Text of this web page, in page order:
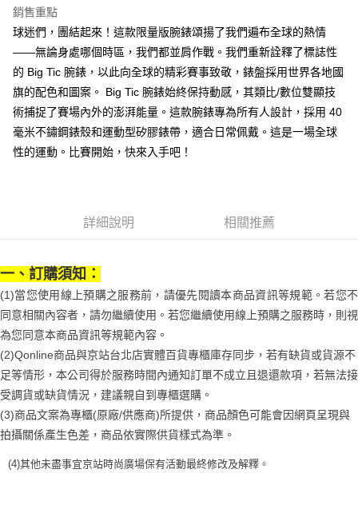
法說明評估內容。
【繳款方式說明】
醒簡訊。
2.透過簡訊連結打開帳單後，可選擇「超商條碼／台灣大直營門市／銀行轉
帳／街口支付／iPASS MONEY」等通路繳費。
【注意事項】
1.本服務係由「台灣大哥大股份有限公司」（以下簡稱本公司）所提供，讓
用戶於交易時，得透過本服務購買商品或服務，並由商店將買賣／分期付款
買賣價金債權讓與本公司後，依約使用本公司帳單繳交帳款。
3.完整用戶服務條款，請詳閱以下連結：
https://oppay.tw/userRule
２．便利：只要手機號碼，簡訊認證，即可結帳。
３．安心：先確認商品／服務後，再付款。
【「AFTEE先享後付」結帳流程】
１．於結帳方式選擇「AFTEE先享後付」後，將跳轉至「AFTEE先享後付」
結帳頁面，進行簡訊認證並確認金額後，即可完成結帳。
２．訂單成立數日內，您將收到繳費通知簡訊。
３．收到繳費通知簡訊後14天內，點擊此簡訊中的連結，可透過四大超商／
※ 請注意：結帳手續完成當下不需立刻繳費，但若您需要取消訂單，請聯絡
購買商品的店家。未經商家同意取消之訂單仍視為有效，需透過AFTEE先享
易，需依本服務之必要範圍內提供個人資料，並將交易相關給付款項請求債
權轉讓予恩沛科技股份有限公司。
２．關於個人資料處理事宜，請瀏覽以下網址：
https://aftee.tw/terms/#terms3
３．未成年的使用者請事先徵得法定代理人或監護人之同意方可使用
「AFTEE先享後付」，若未經同意申辦者引起之損失，本公司不負相關責
任。
時審查核予不同之上限額度；若仍有額度不足之情形，本公司將視審查結果
請求用戶進行身份認證。
５．嚴禁一人註冊多個帳號或使用他人資訊註冊。若發現惡意使用之情形，
恩沛科技股份有限公司將有權停止該用戶之使用額度並採取法律行動。
付款後全家取貨
每筆NT$70，滿NT$899(含以上)免運費
付款後7-11取貨
每筆NT$70，滿NT$899(含以上)免運費
宅配
每筆NT$100，滿NT$1,000(含以上)免運費
銷售重點
球迷們，團結起來！這款限量版腕錶頌揚了我們遍布全球的熱情
——無論身處哪個時區，我們都並肩作戰。我們重新詮釋了標誌性
的 Big Tic 腕錶，以此向全球的精彩賽事致敬，錶盤採用世界各地國
旗的配色和圖案。 Big Tic 腕錶始終保持動感，其類比/數位雙顯技
術捕捉了賽場內外的澎湃能量。這款腕錶專為所有人設計，採用 40
毫米不鏽鋼錶殼和運動型矽膠錶帶，適合日常佩戴。這是一場全球
性的運動。比賽開始，快來入手吧！
詳細說明 相關推薦
一、訂購須知：
(1)當您使用線上預購之服務前，請優先閱讀本商品資訊等規範。若您不
同意相關內容者，請勿繼續使用。若您繼續使用線上預購之服務時，則視
為您同意本商品資訊等規範內容。
(2)Qonline商品與京站台北店實體百貨專櫃庫存同步，若有缺貨或貨源不
足等情形，本公司得於服務時間內通知訂單不成立且退還款項，若無法接
受調貨或缺貨情況，建議親自到專櫃選購。
(3)商品文案為專櫃(原廠/供應商)所提供，商品顏色可能會因網頁呈現與
拍攝關係產生色差，商品依實際供貨樣式為準。
(4)其他未盡事宜京站時尚廣場保有活動最終修改及解釋 。